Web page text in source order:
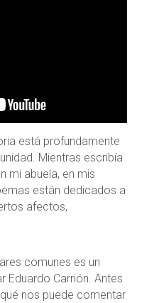
está profundamente
Mientras escribía
mi abuela, en mis
están dedicados a
afectos,
comunes es un
Eduardo Carrión. Antes
nos puede comentar